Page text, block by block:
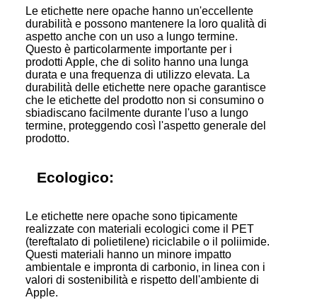
Le etichette nere opache hanno un'eccellente
durabilità e possono mantenere la loro qualità di
aspetto anche con un uso a lungo termine.
Questo è particolarmente importante per i
prodotti Apple, che di solito hanno una lunga
durata e una frequenza di utilizzo elevata. La
durabilità delle etichette nere opache garantisce
che le etichette del prodotto non si consumino o
sbiadiscano facilmente durante l'uso a lungo
termine, proteggendo così l'aspetto generale del
prodotto.
Ecologico:
Le etichette nere opache sono tipicamente
realizzate con materiali ecologici come il PET
(tereftalato di polietilene) riciclabile o il poliimide.
Questi materiali hanno un minore impatto
ambientale e impronta di carbonio, in linea con i
valori di sostenibilità e rispetto dell'ambiente di
Apple.